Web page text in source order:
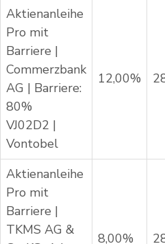
Aktienanleihe
Pro mit
Barriere |
Commerzbank
AG | Barriere:
80%
VJ02D2 |
Vontobel
12,00%
Aktienanleihe
Pro mit
Barriere |
TKMS AG &
8,00%